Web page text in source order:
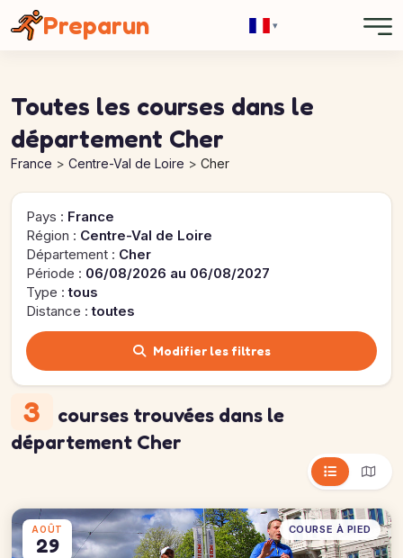
Preparun ▾
Toutes les courses dans le
département Cher
France Centre-Val de Loire Cher
Pays : France
Région : Centre-Val de Loire
Département : Cher
Période : 06/08/2026 au 06/08/2027
Type :tous
Distance :toutes
Modifier les filtres
3 courses trouvées dans le
département Cher
AOÛT
29
COURSE À PIED
Panneau de gestion des cookies